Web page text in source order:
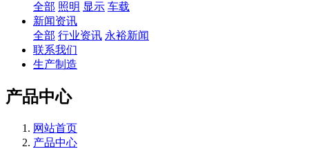
全部 照明 显示 车载
新闻资讯
全部 行业资讯 永裕新闻
联系我们
生产制造
产品中心
网站首页
产品中心